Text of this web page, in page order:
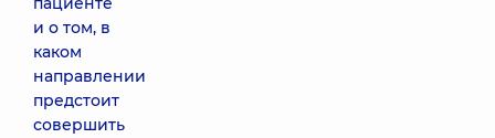
и о том, в
каком
направлении
предстоит
совершить